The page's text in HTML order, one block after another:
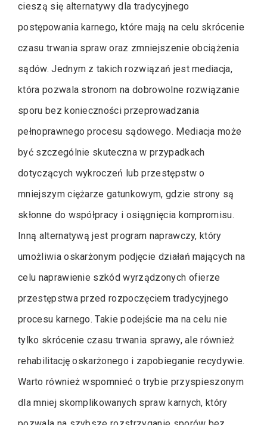
cieszą się alternatywy dla tradycyjnego
postępowania karnego, które mają na celu skrócenie
czasu trwania spraw oraz zmniejszenie obciążenia
sądów. Jednym z takich rozwiązań jest mediacja,
która pozwala stronom na dobrowolne rozwiązanie
sporu bez konieczności przeprowadzania
pełnoprawnego procesu sądowego. Mediacja może
być szczególnie skuteczna w przypadkach
dotyczących wykroczeń lub przestępstw o
mniejszym ciężarze gatunkowym, gdzie strony są
skłonne do współpracy i osiągnięcia kompromisu.
Inną alternatywą jest program naprawczy, który
umożliwia oskarżonym podjęcie działań mających na
celu naprawienie szkód wyrządzonych ofierze
przestępstwa przed rozpoczęciem tradycyjnego
procesu karnego. Takie podejście ma na celu nie
tylko skrócenie czasu trwania sprawy, ale również
rehabilitację oskarżonego i zapobieganie recydywie.
Warto również wspomnieć o trybie przyspieszonym
dla mniej skomplikowanych spraw karnych, który